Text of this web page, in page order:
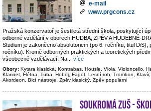
e-mail
www.prgcons.cz
Pražská konzervatoř je šestiletá střední škola, poskytující
odborné vzdělání v oborech HUDBA, ZPĚV A HUDEBNĚ-
Studium je zakončeno absolutoriem (po 6. ročníku, titul DiS),
ročníku). Kromě odborných praktických a teoretických
všeobecně vzdělávací. Na
více
Obory: Kytara klasická, Kontrabas, Housle, Viola, Violoncello,
Klarinet, Flétna, Tuba, Hoboj, Fagot, Lesní roh, Trombon, Klavír,
Akordeon, Bicí nástroje, Zpěv klasický, Zpěv populární
Soukromá ZUŠ -